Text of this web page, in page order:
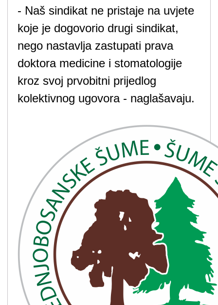
- Naš sindikat ne pristaje na uvjete
koje je dogovorio drugi sindikat,
nego nastavlja zastupati prava
doktora medicine i stomatologije
kroz svoj prvobitni prijedlog
kolektivnog ugovora - naglašavaju.